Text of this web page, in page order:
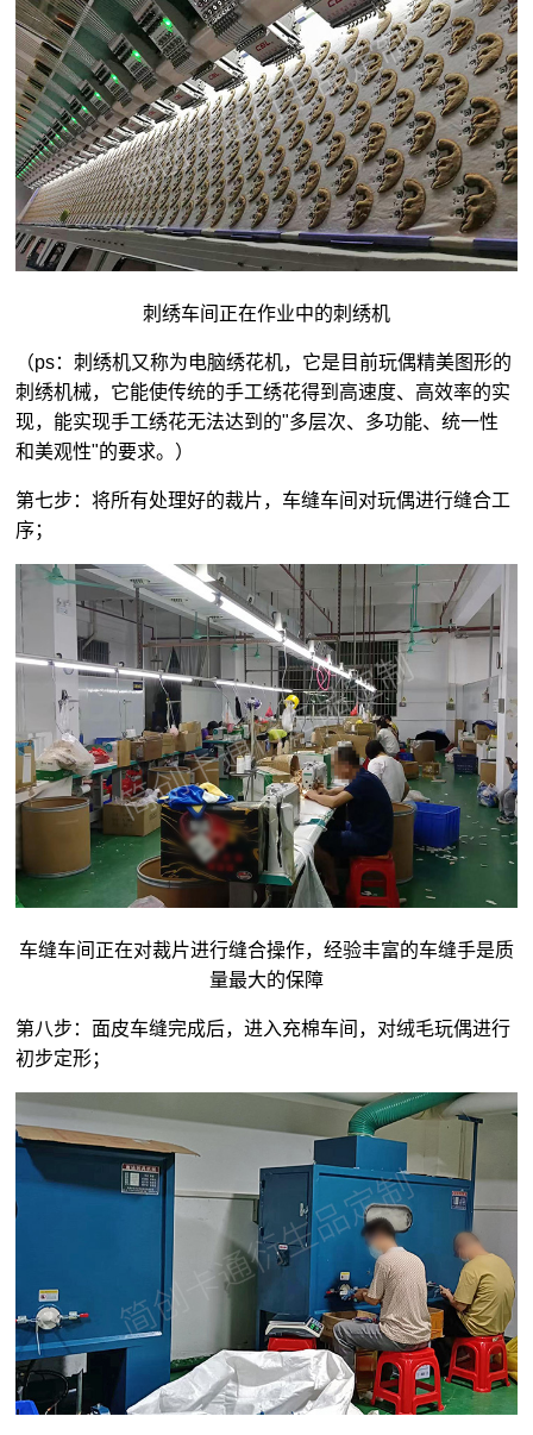
刺绣车间正在作业中的刺绣机
（ps：刺绣机又称为电脑绣花机，它是目前玩偶精美图形的
刺绣机械，它能使传统的手工绣花得到高速度、高效率的实
现，能实现手工绣花无法达到的"多层次、多功能、统一性
和美观性"的要求。）
第七步：将所有处理好的裁片，车缝车间对玩偶进行缝合工
序；
车缝车间正在对裁片进行缝合操作，经验丰富的车缝手是质
量最大的保障
第八步：面皮车缝完成后，进入充棉车间，对绒毛玩偶进行
初步定形；